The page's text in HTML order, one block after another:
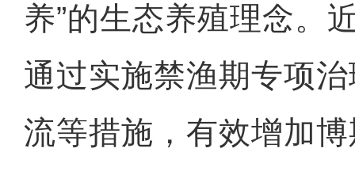
养”的生态养殖理念。
通过实施禁渔期专项
流等措施，有效增加